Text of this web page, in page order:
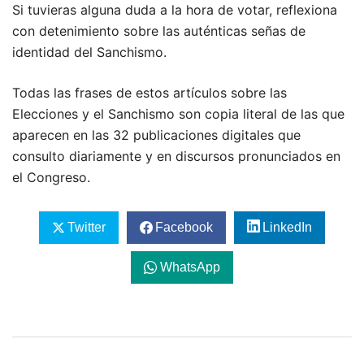
Si tuvieras alguna duda a la hora de votar, reflexiona
con detenimiento sobre las auténticas señas de
identidad del Sanchismo.
Todas las frases de estos artículos sobre las
Elecciones y el Sanchismo son copia literal de las que
aparecen en las 32 publicaciones digitales que
consulto diariamente y en discursos pronunciados en
el Congreso.
Twitter Facebook LinkedIn
WhatsApp